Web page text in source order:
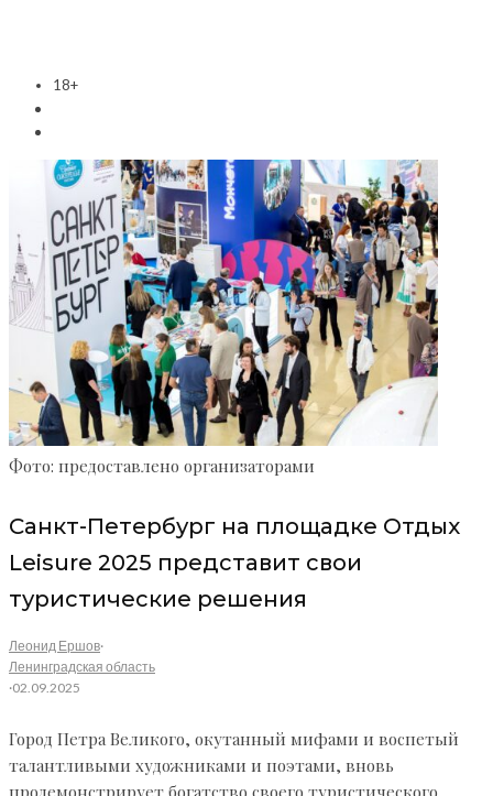
18+
Фото: предоставлено организаторами
Санкт-Петербург на площадке Отдых
Leisure 2025 представит свои
туристические решения
Леонид Ершов·
Ленинградская область
·02.09.2025
Город Петра Великого, окутанный мифами и воспетый
талантливыми художниками и поэтами, вновь